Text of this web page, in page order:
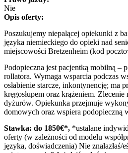
Nie
Opis oferty:
Poszukujemy niepalącej opiekunki z
języka niemieckiego do opieki nad
miejscowości Bretzenheim (kod
Podopieczna jest pacjentką mobilną –
rollatora. Wymaga wsparcia podczas
osłabienie starcze, inkontynencję; ma
kręgosłupem oraz krążeniem.
dyżurów. Opiekunka przejmuje
domowych oraz wspiera podopieczną
Stawka: do 1850€*, *ustalane
oferty (w zależności od modelu
języka, doświadczenia) Nie znalazłaś/